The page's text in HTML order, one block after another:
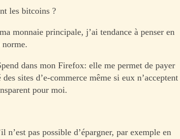
les bitcoins ?
monnaie principale, j’ai tendance à penser en
norme.
dans mon Firefox: elle me permet de payer
sites d’e-commerce même si eux n’acceptent
pour moi.
n’est pas possible d’épargner, par exemple en